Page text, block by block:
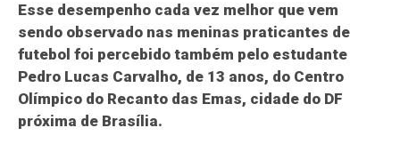
Esse desempenho cada vez melhor que vem
sendo observado nas meninas praticantes de
futebol foi percebido também pelo estudante
Pedro Lucas Carvalho, de 13 anos, do Centro
Olímpico do Recanto das Emas, cidade do DF
próxima de Brasília.